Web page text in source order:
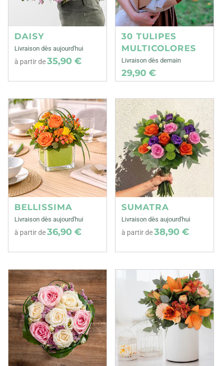
DAISY
Livraison dès aujourd'hui
à partir de35,90 €
30 TULIPES
MULTICOLORES
Livraison dès demain
29,90 €
BELLISSIMA
Livraison dès aujourd'hui
à partir de36,90 €
SUMATRA
Livraison dès aujourd'hui
à partir de38,90 €